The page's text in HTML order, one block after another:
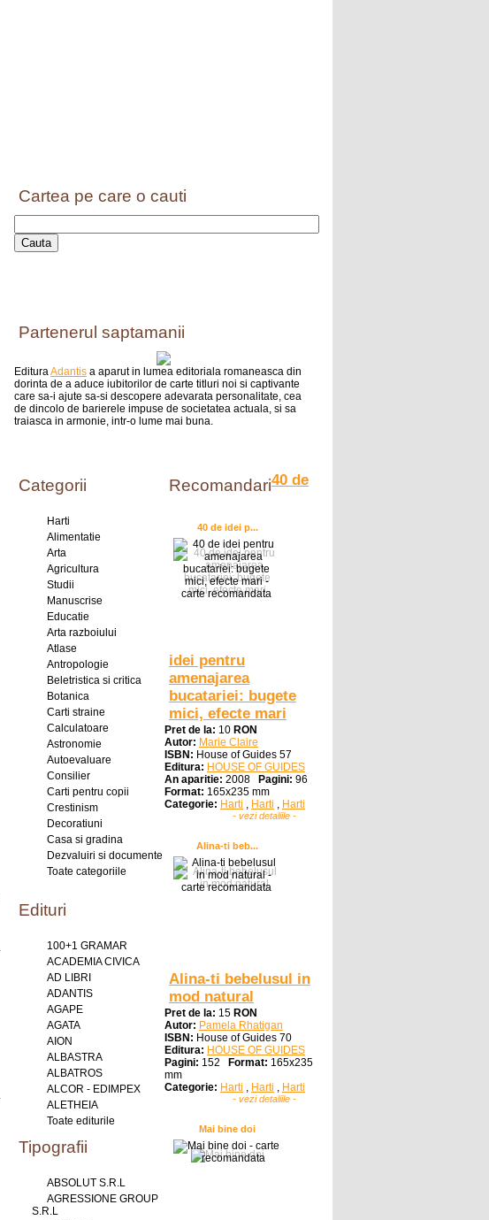
Cartea pe care o cauti
Partenerul saptamanii
EdituraAdantis a aparut in lumea editoriala romaneasca din
dorinta de a aduce iubitorilor de carte titluri noi si captivante
care sa-i ajute sa-si descopere adevarata personalitate, cea
de dincolo de barierele impuse de societatea actuala, si sa
traiasca in armonie, intr-o lume mai buna.
Categorii
Harti
Alimentatie
Arta
Agricultura
Studii
Manuscrise
Educatie
Arta razboiului
Atlase
Antropologie
Beletristica si critica
Botanica
Carti straine
Calculatoare
Astronomie
Autoevaluare
Consilier
Carti pentru copii
Crestinism
Decoratiuni
Casa si gradina
Dezvaluiri si documente
Toate categoriile
Edituri
100+1 GRAMAR
ACADEMIA CIVICA
AD LIBRI
ADANTIS
AGAPE
AGATA
AION
ALBASTRA
ALBATROS
ALCOR - EDIMPEX
ALETHEIA
Toate editurile
Tipografii
ABSOLUT S.R.L
AGRESSIONE GROUP
S.R.L
Recomandari
40 de idei p...
40 de
idei pentru
amenajarea
bucatariei: bugete
mici, efecte mari
Pret de la: 10 RON
Autor: Marie Claire
ISBN: House of Guides 57
Editura: HOUSE OF GUIDES
An aparitie: 2008 Pagini: 96
Format: 165x235 mm
Categorie: Harti , Harti , Harti
- vezi detaliile -
Alina-ti beb...
Alina-ti bebelusul in
mod natural
Pret de la: 15 RON
Autor: Pamela Rhatigan
ISBN: House of Guides 70
Editura: HOUSE OF GUIDES
Pagini: 152 Format: 165x235
mm
Categorie: Harti , Harti , Harti
- vezi detaliile -
Mai bine doi